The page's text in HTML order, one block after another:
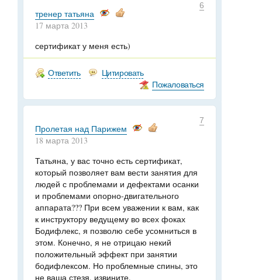
6
тренер татьяна
17 марта 2013
сертификат у меня есть)
Ответить
Цитировать
Пожаловаться
7
Пролетая над Парижем
18 марта 2013
Татьяна, у вас точно есть сертификат,
который позволяет вам вести занятия для
людей с проблемами и дефектами осанки
и проблемами опорно-двигательного
аппарата??? При всем уважении к вам, как
к инструктору ведущему во всех фоках
Бодифлекс, я позволю себе усомниться в
этом. Конечно, я не отрицаю некий
положительный эффект при занятии
бодифлексом. Но проблемные спины, это
не ваша стезя, извините.